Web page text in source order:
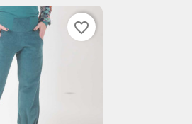
favorite_border